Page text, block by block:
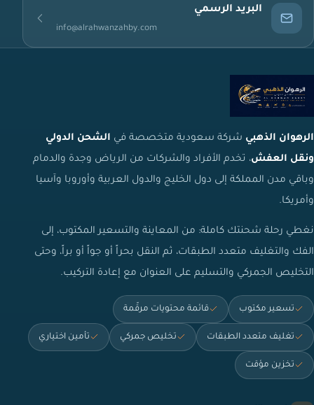
البريد الرسمي
info@alrahwanzahby.com
الرهوان الذهبي شركة سعودية متخصصة في الشحن الدولي
ونقل العفش، تخدم الأفراد والشركات من الرياض وجدة والدمام
وباقي مدن المملكة إلى دول الخليج والدول العربية وأوروبا وآسيا
وأمريكا.
نغطي رحلة شحنتك كاملة: من المعاينة والتسعير المكتوب، إلى
الفك والتغليف متعدد الطبقات، ثم النقل بحراً أو جواً أو براً، وحتى
التخليص الجمركي والتسليم على العنوان مع إعادة التركيب.
تسعير مكتوب قائمة محتويات مرقّمة
تغليف متعدد الطبقات تخليص جمركي تأمين اختياري
تخزين مؤقت